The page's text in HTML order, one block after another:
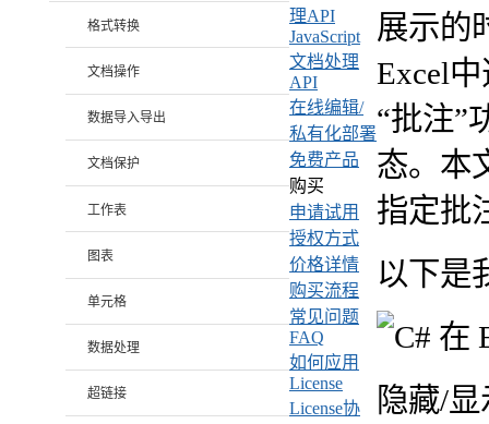
展示的
Excel
“批注”
态。本
指定批
以下是
隐藏/
格式转换
文档操作
数据导入导出
文档保护
工作表
图表
单元格
数据处理
超链接
理API
JavaScript
文档处理
API
在线编辑/
私有化部署
免费产品
购买
申请试用
授权方式
价格详情
购买流程
常见问题
FAQ
如何应用
License
License协